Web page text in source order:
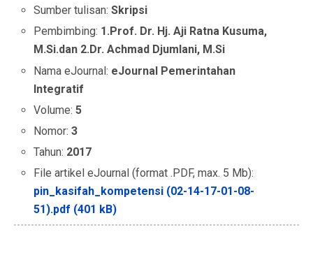
Sumber tulisan:Skripsi
Pembimbing: 1.Prof. Dr. Hj. Aji Ratna Kusuma,
M.Si.dan 2.Dr. Achmad Djumlani, M.Si
Nama eJournal: eJournal Pemerintahan
Integratif
Volume:5
Nomor:3
Tahun: 2017
File artikel eJournal (format .PDF, max. 5 Mb):
pin_kasifah_kompetensi (02-14-17-01-08-
51).pdf (401 kB)